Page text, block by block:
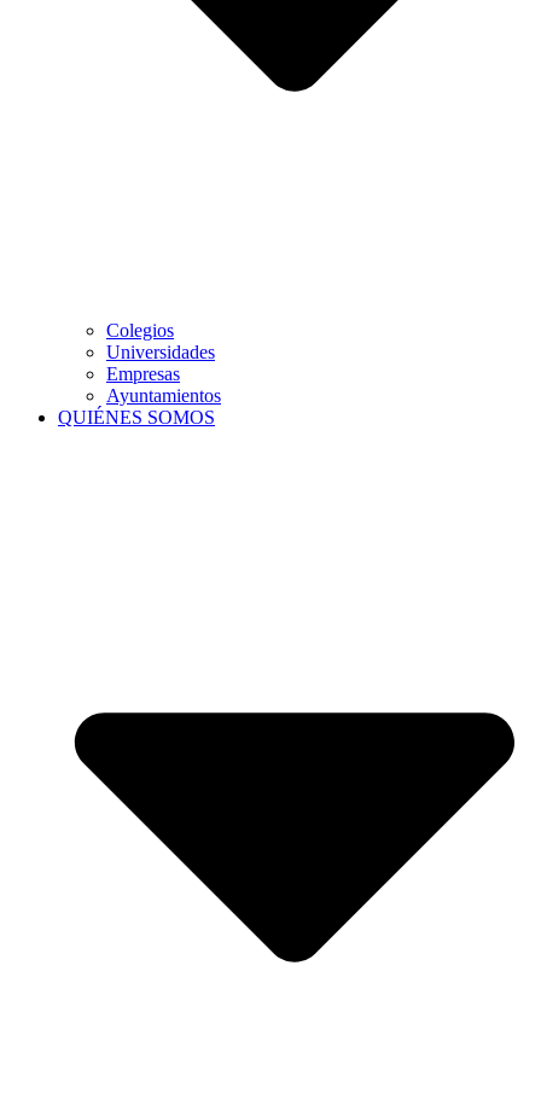
Colegios
Universidades
Empresas
Ayuntamientos
QUIÉNES SOMOS